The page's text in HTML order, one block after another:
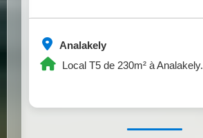
Analakely
Local T5 de 230m² à Analakely.